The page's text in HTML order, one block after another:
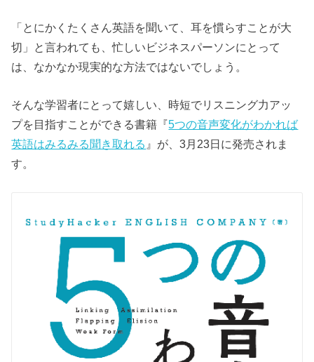
「とにかくたくさん英語を聞いて、耳を慣らすことが大
切」と言われても、忙しいビジネスパーソンにとって
は、なかなか現実的な方法ではないでしょう。
そんな学習者にとって嬉しい、時短でリスニング力アッ
プを目指すことができる書籍『5つの音声変化がわかれば
英語はみるみる聞き取れる 』が、3月23日に発売されま
す。